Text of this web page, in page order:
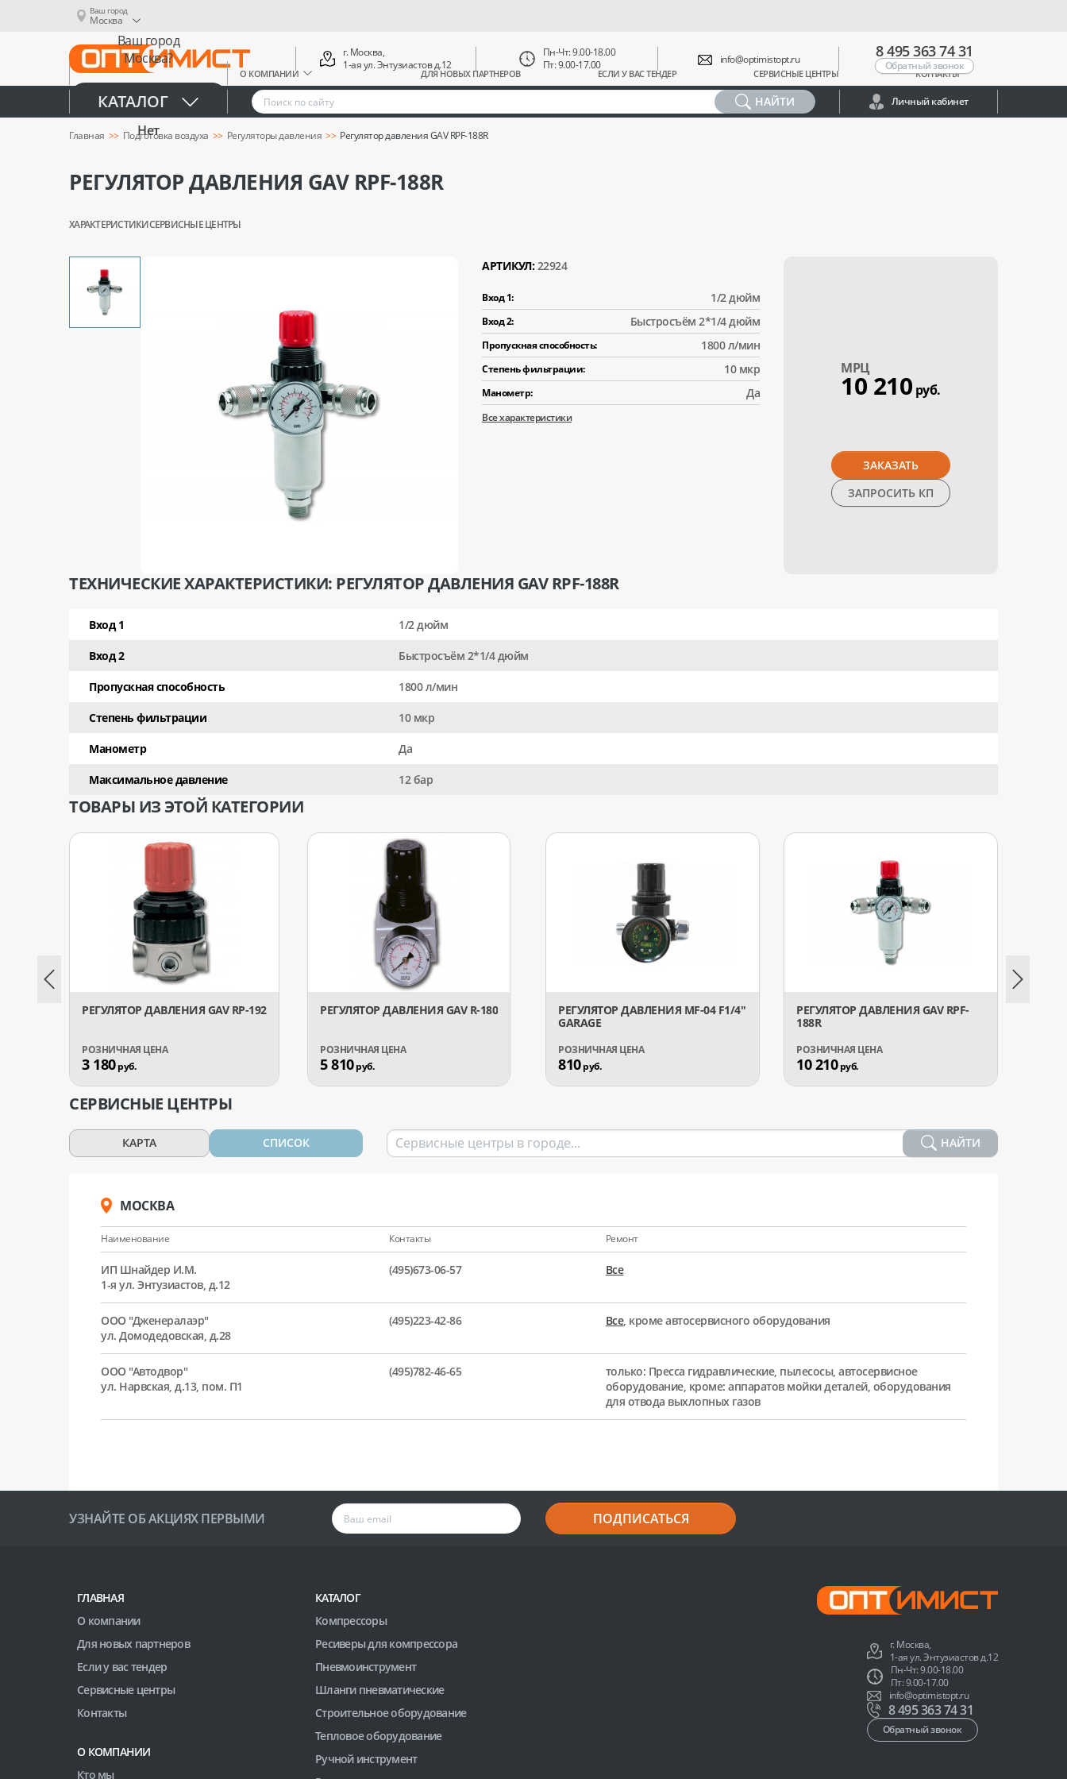
Ваш город
Москва
Ваш город
Москва?
Да
Нет
О КОМПАНИИ ДЛЯ НОВЫХ ПАРТНЕРОВ ЕСЛИ У ВАС ТЕНДЕР СЕРВИСНЫЕ ЦЕНТРЫ КОНТАКТЫ
г. Москва,
1-ая ул. Энтузиастов д.12
Пн-Чт: 9.00-18.00
Пт: 9.00-17.00
info@optimistopt.ru 8 495 363 74 31
Обратный звонок
КАТАЛОГ НАЙТИ Личный кабинет
Главная Подготовка воздуха Регуляторы давления Регулятор давления GAV RPF-188R
РЕГУЛЯТОР ДАВЛЕНИЯ GAV RPF-188R
ХАРАКТЕРИСТИКИСЕРВИСНЫЕ ЦЕНТРЫ
АРТИКУЛ: 22924
Вход 1: 1/2 дюйм
Вход 2: Быстросъём 2*1/4 дюйм
Пропускная способность: 1800 л/мин
Степень фильтрации: 10 мкр
Манометр: Да
Все характеристики
МPЦ
10 210 руб.
ЗАКАЗАТЬ
ЗАПРОСИТЬ КП
ТЕХНИЧЕСКИЕ ХАРАКТЕРИСТИКИ: РЕГУЛЯТОР ДАВЛЕНИЯ GAV RPF-188R
Вход 1 1/2 дюйм
Вход 2 Быстросъём 2*1/4 дюйм
Пропускная способность 1800 л/мин
Степень фильтрации 10 мкр
Манометр Да
Максимальное давление 12 бар
ТОВАРЫ ИЗ ЭТОЙ КАТЕГОРИИ
РЕГУЛЯТОР ДАВЛЕНИЯ GAV RP-192
3 180руб.
РЕГУЛЯТОР ДАВЛЕНИЯ GAV R-180
5 810руб.
РЕГУЛЯТОР ДАВЛЕНИЯ MF-04 F1/4"
GARAGE
810руб.
РЕГУЛЯТОР ДАВЛЕНИЯ GAV RPF-
188R
10 210руб.
СЕРВИСНЫЕ ЦЕНТРЫ
КАРТА СПИСОК НАЙТИ
МОСКВА
Наименование Контакты Ремонт
ИП Шнайдер И.М.
1-я ул. Энтузиастов, д.12
(495)673-06-57 Все
ООО "Дженералаэр"
ул. Домодедовская, д.28
(495)223-42-86 Все, кроме автосервисного оборудования
ООО "Автодвор"
ул. Нарвская, д.13, пом. П1
(495)782-46-65
только: Пресса гидравлические, пылесосы, автосервисное
оборудование, кроме: аппаратов мойки деталей, оборудования
для отвода выхлопных газов
УЗНАЙТЕ ОБ АКЦИЯХ ПЕРВЫМИ ПОДПИСАТЬСЯ
ГЛАВНАЯ
О компании
Для новых партнеров
Если у вас тендер
Сервисные центры
Контакты
О КОМПАНИИ
Кто мы
КАТАЛОГ
Компрессоры
Ресиверы для компрессора
Пневмоинструмент
Шланги пневматические
Строительное оборудование
Тепловое оборудование
Ручной инструмент
г. Москва,
1-ая ул. Энтузиастов д.12
Пн-Чт: 9.00-18.00
Пт: 9.00-17.00
info@optimistopt.ru
8 495 363 74 31
Обратный звонок